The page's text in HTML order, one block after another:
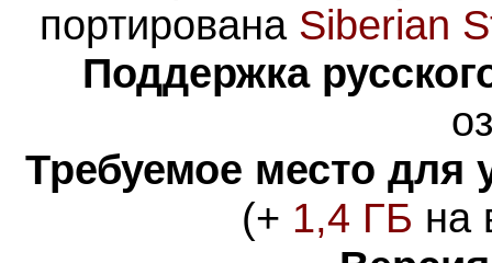
портирована Siberian
Поддержка
Требуемое место для
(+ 1,4 ГБ на